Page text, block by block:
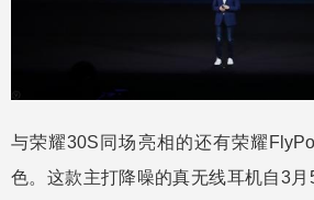
与荣耀30S同场亮相的还有荣耀
色。这款主打降噪的真无线耳机自3